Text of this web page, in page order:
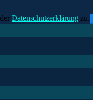
Datenschutzerklärung zu.